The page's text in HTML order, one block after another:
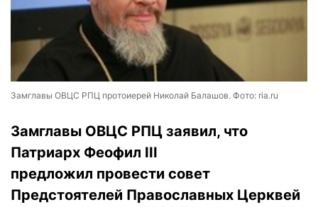
Замглавы ОВЦС РПЦ протоиерей Николай Балашов. Фото: ria.ru
Замглавы ОВЦС РПЦ заявил, что
Патриарх Феофил III
предложил провести совет
Предстоятелей Православных Церквей